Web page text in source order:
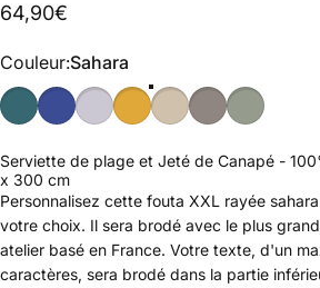
64,90€
Couleur
Couleur:Sahara
Serviette de plage et Jeté de Canapé -
x 300 cm
Personnalisez cette fouta XXL rayée
votre choix. Il sera brodé avec le plus
atelier basé en France. Votre texte, d'un
caractères, sera brodé dans la partie